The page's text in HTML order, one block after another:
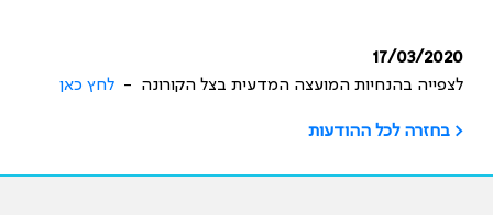
17/03/2020
לצפייה בהנחיות המועצה המדעית בצל הקורונה - לחץ כאן
< בחזרה לכל ההודעות